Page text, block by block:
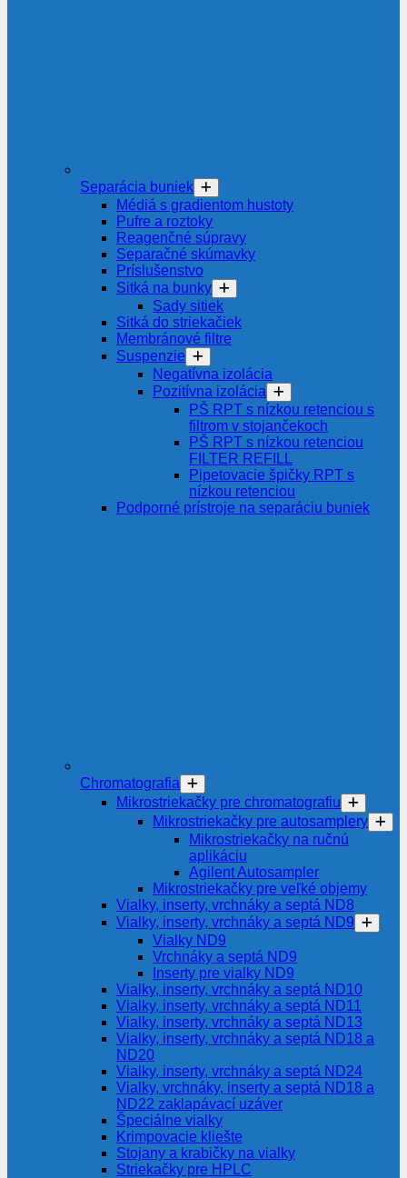
Separácia buniek
Médiá s gradientom hustoty
Pufre a roztoky
Reagenčné súpravy
Separačné skúmavky
Príslušenstvo
Sitká na bunky
Sady sitiek
Sitká do striekačiek
Membránové filtre
Suspenzie
Negatívna izolácia
Pozitívna izolácia
PŠ RPT s nízkou retenciou s
filtrom v stojančekoch
PŠ RPT s nízkou retenciou
FILTER REFILL
Pipetovacie špičky RPT s
nízkou retenciou
Podporné prístroje na separáciu buniek
Chromatografia
Mikrostriekačky pre chromatografiu
Mikrostriekačky pre autosamplery
Mikrostriekačky na ručnú
aplikáciu
Agilent Autosampler
Mikrostriekačky pre veľké objemy
Vialky, inserty, vrchnáky a septá ND8
Vialky, inserty, vrchnáky a septá ND9
Vialky ND9
Vrchnáky a septá ND9
Inserty pre vialky ND9
Vialky, inserty, vrchnáky a septá ND10
Vialky, inserty, vrchnáky a septá ND11
Vialky, inserty, vrchnáky a septá ND13
Vialky, inserty, vrchnáky a septá ND18 a
ND20
Vialky, inserty, vrchnáky a septá ND24
Vialky, vrchnáky, inserty a septá ND18 a
ND22 zaklapávací uzáver
Špeciálne vialky
Krimpovacie kliešte
Stojany a krabičky na vialky
Striekačky pre HPLC